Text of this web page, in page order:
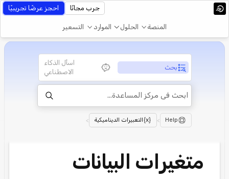
المنصة الحلول الموارد التسعير
جرب مجانًا احجز عرضًا تجريبيًا
بحث
اسأل الذكاء
الاصطناعي
Help
> التعبيرات الديناميكية >
متغيرات البيانات